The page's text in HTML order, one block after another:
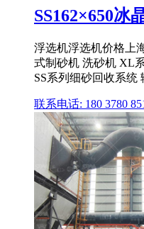
SS162×650冰
浮选机浮选机价格上
式制砂机 洗砂机 XL
SS系列细砂回收系统
联系电话: 180 3780